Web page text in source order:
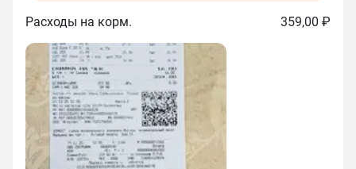
Расходы на корм. 359,00 ₽